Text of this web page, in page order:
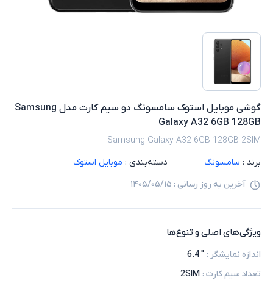
گوشی موبایل استوک سامسونگ دو سیم کارت مدل Samsung
Galaxy A32 6GB 128GB
Samsung Galaxy A32 6GB 128GB 2SIM
برند : سامسونگ دسته‌بندی : موبایل استوک
آخرین به روز رسانی : ۱۴۰۵/۰۵/۱۵
ویژگی‌های اصلی و تنوع‌ها
اندازه نمایشگر :
" 6.4
تعداد سیم کارت :
2SIM